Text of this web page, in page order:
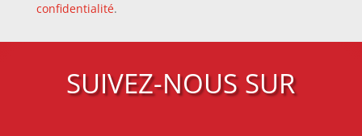
confidentialité.
SUIVEZ-NOUS SUR